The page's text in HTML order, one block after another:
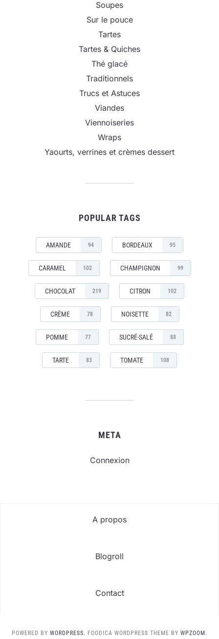
Soupes
Sur le pouce
Tartes
Tartes & Quiches
Thé glacé
Traditionnels
Trucs et Astuces
Viandes
Viennoiseries
Wraps
Yaourts, verrines et crèmes dessert
POPULAR TAGS
AMANDE 94 BORDEAUX 95
CARAMEL 102 CHAMPIGNON 99
CHOCOLAT 219 CITRON 102
CRÈME 78 NOISETTE 82
POMME 77 SUCRÉ-SALÉ 88
TARTE 83 TOMATE 108
META
Connexion
A propos
Blogroll
Contact
POWERED BY WORDPRESS. FOODICA WORDPRESS THEME BY WPZOOM.